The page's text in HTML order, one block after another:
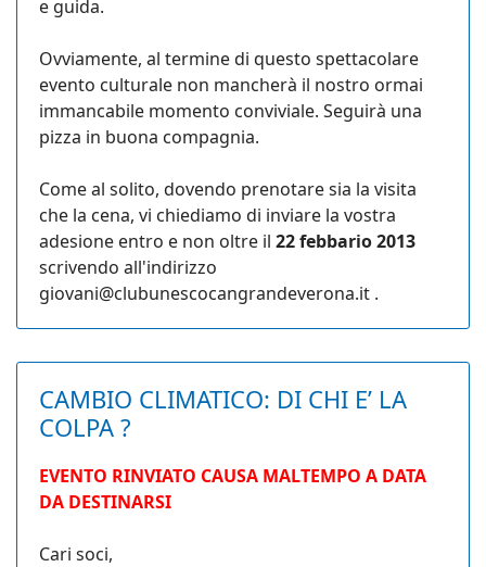
e guida.
Ovviamente, al termine di questo spettacolare
evento culturale non mancherà il nostro ormai
immancabile momento conviviale. Seguirà una
pizza in buona compagnia.
Come al solito, dovendo prenotare sia la visita
che la cena, vi chiediamo di inviare la vostra
adesione entro e non oltre il 22 febbario 2013
scrivendo all'indirizzo
giovani@clubunescocangrandeverona.it .
CAMBIO CLIMATICO: DI CHI E’ LA
COLPA ?
EVENTO RINVIATO CAUSA MALTEMPO A DATA
DA DESTINARSI
Cari soci,